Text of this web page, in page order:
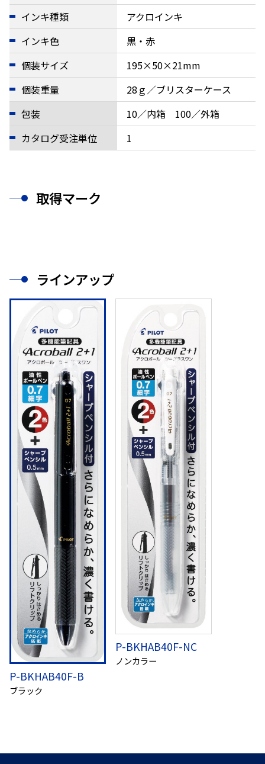
インキ種類
アクロインキ
インキ色
黒・赤
個装サイズ
195×50×21mm
個装重量
28ｇ／ブリスターケース
包装
10／内箱 100／外箱
カタログ受注単位
1
取得マーク
ラインアップ
P-BKHAB40F-B
ブラック
P-BKHAB40F-NC
ノンカラー